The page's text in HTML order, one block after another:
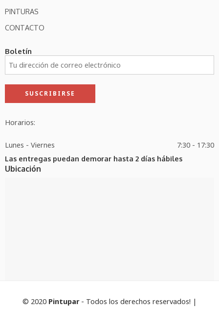
PINTURAS
CONTACTO
Boletín
Horarios:
Lunes - Viernes 7:30 - 17:30
Las entregas puedan demorar hasta 2 días hábiles
Ubicación
© 2020 Pintupar- Todos los derechos reservados! |